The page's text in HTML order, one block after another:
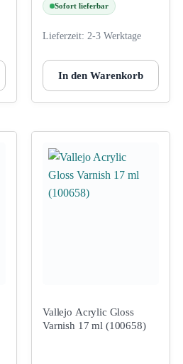
Sofort lieferbar
Lieferzeit: 2-3 Werktage
In den Warenkorb
Vallejo Acrylic Gloss
Varnish 17 ml (100658)